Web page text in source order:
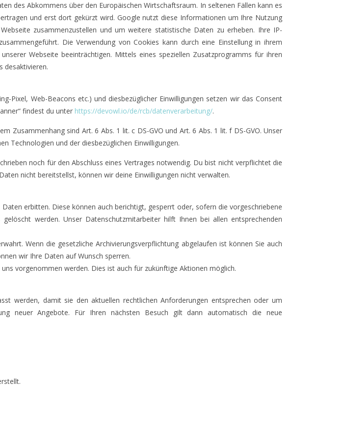
des Abkommens über den Europäischen Wirtschaftsraum. In seltenen Fällen kann es
und erst dort gekürzt wird. Google nutzt diese Informationen um Ihre Nutzung
zusammenzustellen und um weitere statistische Daten zu erheben. Ihre IP-
Die Verwendung von Cookies kann durch eine Einstellung in ihrem
Webseite beeinträchtigen. Mittels eines speziellen Zusatzprogramms für ihren
desaktivieren.
Pixel, Web-Beacons etc.) und diesbezüglicher Einwilligungen setzen wir das Consent
findest du unter https://devowl.io/de/rcb/datenverarbeitung/.
Zusammenhang sind Art. 6 Abs. 1 lit. c DS-GVO und Art. 6 Abs. 1 lit. f DS-GVO. Unser
Technologien und der diesbezüglichen Einwilligungen.
noch für den Abschluss eines Vertrages notwendig. Du bist nicht verpflichtet die
nicht bereitstellst, können wir deine Einwilligungen nicht verwalten.
erbitten. Diese können auch berichtigt, gesperrt oder, sofern die vorgeschriebene
werden. Unser Datenschutzmitarbeiter hilft Ihnen bei allen entsprechenden
Wenn die gesetzliche Archivierungsverpflichtung abgelaufen ist können Sie auch
wir Ihre Daten auf Wunsch sperren.
vorgenommen werden. Dies ist auch für zukünftige Aktionen möglich.
werden, damit sie den aktuellen rechtlichen Anforderungen entsprechen oder um
neuer Angebote. Für Ihren nächsten Besuch gilt dann automatisch die neue